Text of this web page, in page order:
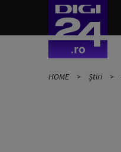
HOME Știri